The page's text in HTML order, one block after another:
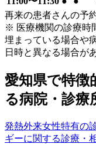
再来の患者さんの予
※ 医療機関の診療時
埋まっている場合や
日時と異なる場合が
愛知県で特徴
る病院・診療
発熱外来女性特有の
ギーに関する診療・